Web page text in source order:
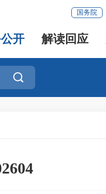
国务院
开 解读回应
